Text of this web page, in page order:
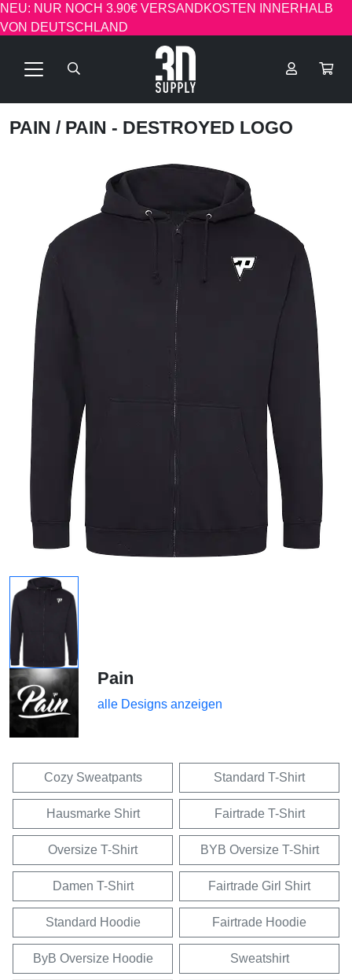
NEU: NUR NOCH 3.90€ VERSANDKOSTEN INNERHALB
VON DEUTSCHLAND
PAIN / PAIN - DESTROYED LOGO
Pain
alle Designs anzeigen
Cozy Sweatpants Standard T-Shirt
Hausmarke Shirt Fairtrade T-Shirt
Oversize T-Shirt BYB Oversize T-Shirt
Damen T-Shirt Fairtrade Girl Shirt
Standard Hoodie Fairtrade Hoodie
ByB Oversize Hoodie Sweatshirt